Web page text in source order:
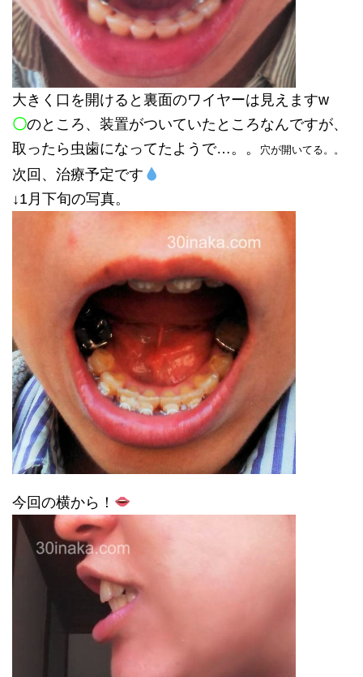
大きく口を開けると裏面のワイヤーは見えますw
〇のところ、装置がついていたところなんですが、
取ったら虫歯になってたようで…。。
穴が開いてる。。
次回、治療予定です
↓1月下旬の写真。
今回の横から！